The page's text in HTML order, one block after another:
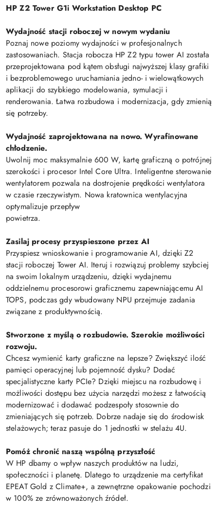
HP Z2 Tower G1i Workstation Desktop PC
Wydajność stacji roboczej w nowym wydaniu
Poznaj nowe poziomy wydajności w profesjonalnych
zastosowaniach. Stacja robocza HP Z2 typu tower AI została
przeprojektowana pod kątem obsługi najwyższej klasy grafiki
i bezproblemowego uruchamiania jedno- i wielowątkowych
aplikacji do szybkiego modelowania, symulacji i
renderowania. Łatwa rozbudowa i modernizacja, gdy zmienią
się potrzeby.
Wydajność zaprojektowana na nowo. Wyrafinowane
chłodzenie.
Uwolnij moc maksymalnie 600 W, kartę graficzną o potrójnej
szerokości i procesor Intel Core Ultra. Inteligentne sterowanie
wentylatorem pozwala na dostrojenie prędkości wentylatora
w czasie rzeczywistym. Nowa kratownica wentylacyjna
optymalizuje przepływ
powietrza.
Zasilaj procesy przyspieszone przez AI
Przyspiesz wnioskowanie i programowanie AI, dzięki Z2
stacji roboczej Tower AI. Iteruj i rozwiązuj problemy szybciej
na swoim lokalnym urządzeniu, dzięki wydajnemu
oddzielnemu procesorowi graficznemu zapewniającemu AI
TOPS, podczas gdy wbudowany NPU przejmuje zadania
związane z produktywnością.
Stworzone z myślą o rozbudowie. Szerokie możliwości
rozwoju.
Chcesz wymienić karty graficzne na lepsze? Zwiększyć ilość
pamięci operacyjnej lub pojemność dysku? Dodać
specjalistyczne karty PCIe? Dzięki miejscu na rozbudowę i
możliwości dostępu bez użycia narzędzi możesz z łatwością
modernizować i dodawać podzespoły stosownie do
zmieniających się potrzeb. Dobrze nadaje się do środowisk
stelażowych; teraz pasuje do 1 jednostki w stelażu 4U.
Pomóż chronić naszą wspólną przyszłość
W HP dbamy o wpływ naszych produktów na ludzi,
społeczności i planetę. Dlatego to urządzenie ma certyfikat
EPEAT Gold z Climate+, a zewnętrzne opakowanie pochodzi
w 100% ze zrównoważonych źródeł.